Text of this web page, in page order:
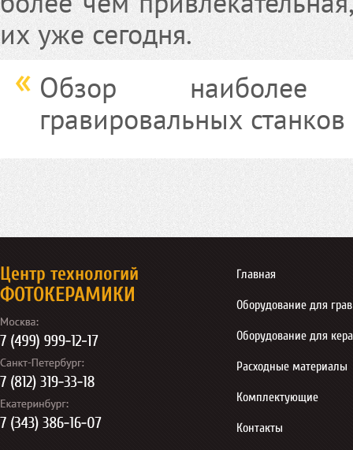
их уже сегодня.
Обзор наиболее
гравировальных
Центр технологий
ФОТОКЕРАМИКИ
Главная
Оборудование для
Оборудование для
Расходные материалы
Комплектующие
Контакты